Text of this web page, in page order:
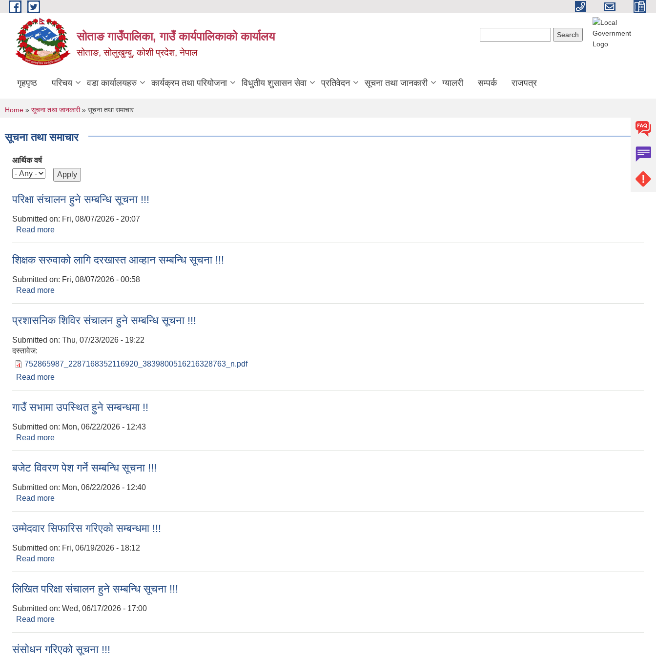
Skip to main content
सोताङ गाउँपालिका, गाउँ कार्यपालिकाको कार्यालय
सोताङ, सोलुखुम्बु, कोशी प्रदेश, नेपाल
गृहपृष्ठ परिचय वडा कार्यालयहरु कार्यक्रम तथा परियोजना विधुतीय शुसासन सेवा प्रतिवेदन सूचना तथा जानकारी ग्यालरी सम्पर्क राजपत्र
You are here
Home » सूचना तथा जानकारी» सूचना तथा समाचार
सूचना तथा समाचार
आर्थिक वर्ष
परिक्षा संचालन हुने सम्बन्धि सूचना !!!
Submitted on: Fri, 08/07/2026 - 20:07
Read more
शिक्षक सरुवाको लागि दरखास्त आव्हान सम्बन्धि सूचना !!!
Submitted on: Fri, 08/07/2026 - 00:58
Read more
प्रशासनिक शिविर संचालन हुने सम्बन्धि सूचना !!!
Submitted on: Thu, 07/23/2026 - 19:22
दस्तावेज:
752865987_2287168352116920_3839800516216328763_n.pdf
Read more
गाउँ सभामा उपस्थित हुने सम्बन्धमा !!
Submitted on: Mon, 06/22/2026 - 12:43
Read more
बजेट विवरण पेश गर्ने सम्बन्धि सूचना !!!
Submitted on: Mon, 06/22/2026 - 12:40
Read more
उम्मेदवार सिफारिस गरिएको सम्बन्धमा !!!
Submitted on: Fri, 06/19/2026 - 18:12
Read more
लिखित परिक्षा संचालन हुने सम्बन्धि सूचना !!!
Submitted on: Wed, 06/17/2026 - 17:00
Read more
संसोधन गरिएको सूचना !!!